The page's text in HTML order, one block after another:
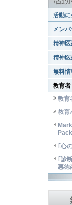
活動に
メン
精神医
精神医
無料情
教育者
教育
教育
｢心
｢診
悪徳